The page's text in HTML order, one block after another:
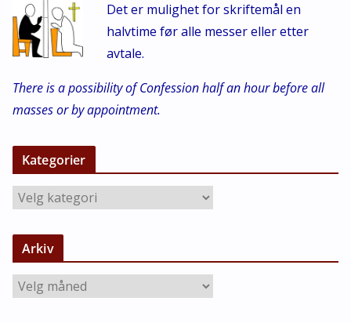
Det er mulighet for skriftemål en
halvtime før alle messer eller etter
avtale.
There is a possibility of Confession half an hour before all
masses or by appointment.
Kategorier
K
t
g
Arkiv
A